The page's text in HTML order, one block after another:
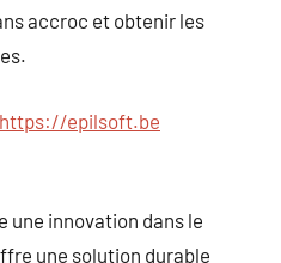
accroc et obtenir les
https://epilsoft.be
une innovation dans le
une solution durable